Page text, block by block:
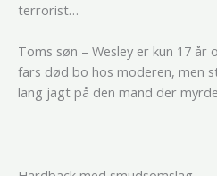
terrorist…
Toms søn – Wesley er kun 17
fars død bo hos moderen, men
lang jagt på den mand der